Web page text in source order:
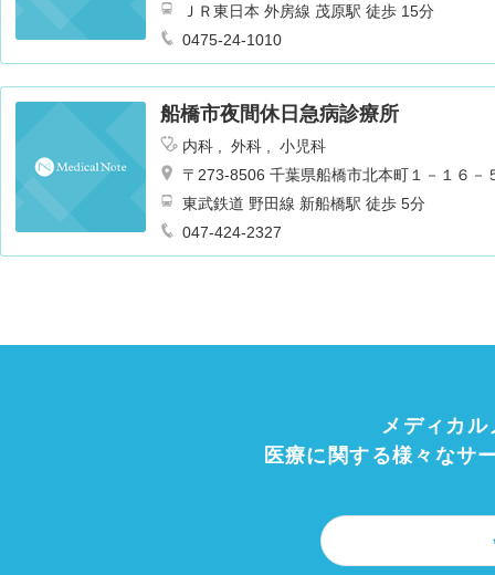
ＪＲ東日本 外房線 茂原駅 徒歩 15分
0475-24-1010
船橋市夜間休日急病診療所
内科 外科
小児科
〒273-8506 千葉県船橋市北本町１－１６－
東武鉄道 野田線 新船橋駅 徒歩 5分
047-424-2327
メディカ
医療に関する様々なサ